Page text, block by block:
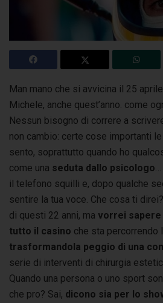
Man mano che si avvicina il 25
Michele, anche quest’anno. come
Nessun bisogno di correre a
non cambio: certe cose importanti
sento, soprattutto quando ho
come una seduta dallo psicologo
il telefono squilli e, dopo qualche
sentire la tua voce. Che cosa ti
di questi 22 anni, ma vorrei sapere
tutto il casino che sta percorrendo
trasformandola peggio di una
serie di interventi di chirurgia
Quando una persona o uno sport
che pro? Sai, dicono sia per lo